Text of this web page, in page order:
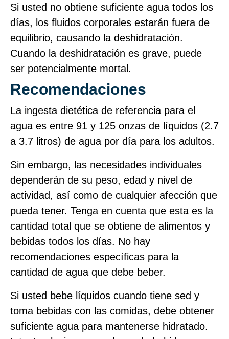
Si usted no obtiene suficiente agua todos los
días, los fluidos corporales estarán fuera de
equilibrio, causando la deshidratación.
Cuando la deshidratación es grave, puede
ser potencialmente mortal.
Recomendaciones
La ingesta dietética de referencia para el
agua es entre 91 y 125 onzas de líquidos (2.7
a 3.7 litros) de agua por día para los adultos.
Sin embargo, las necesidades individuales
dependerán de su peso, edad y nivel de
actividad, así como de cualquier afección que
pueda tener. Tenga en cuenta que esta es la
cantidad total que se obtiene de alimentos y
bebidas todos los días. No hay
recomendaciones específicas para la
cantidad de agua que debe beber.
Si usted bebe líquidos cuando tiene sed y
toma bebidas con las comidas, debe obtener
suficiente agua para mantenerse hidratado.